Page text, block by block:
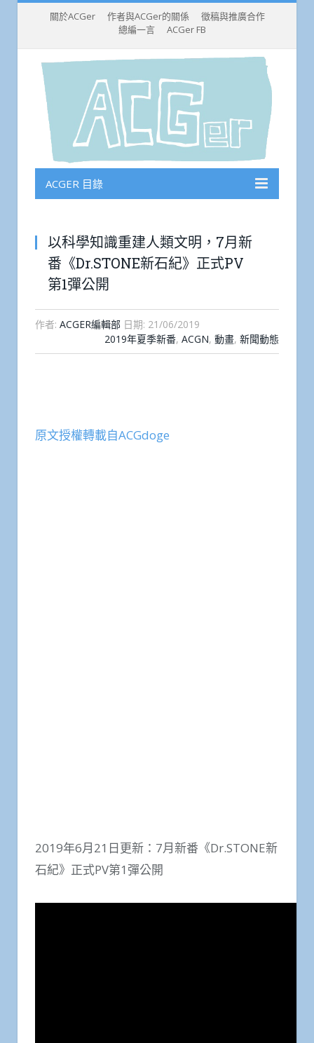
關於ACGer 作者與ACGer的關係
徵稿與推廣合作
總編一言
ACGer FB
ACGER 目錄
以科學知識重建人類文明，7月新
番《Dr.STONE新石紀》正式PV
第1彈公開
作者: ACGER編輯部 日期: 21/06/2019
2019年夏季新番, ACGN, 動畫, 新聞動態
原文授權轉載自ACGdoge
2019年6月21日更新：7月新番《Dr.STONE新
石紀》正式PV第1彈公開